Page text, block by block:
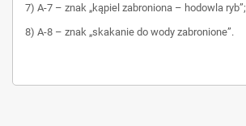
7) A-7 – znak „kąpiel zabroniona – hodowla ryb”;
8) A-8 – znak „skakanie do wody zabronione”.